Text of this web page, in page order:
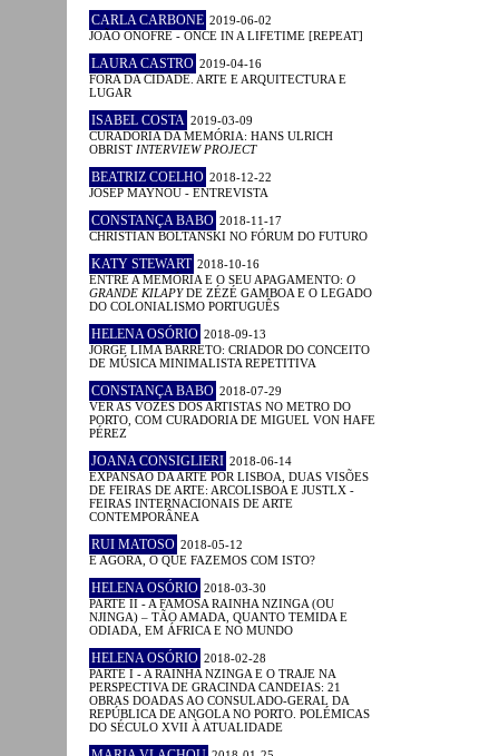
CARLA CARBONE 2019-06-02
JOÃO ONOFRE - ONCE IN A LIFETIME [REPEAT]
LAURA CASTRO 2019-04-16
FORA DA CIDADE. ARTE E ARQUITECTURA E
LUGAR
ISABEL COSTA 2019-03-09
CURADORIA DA MEMÓRIA: HANS ULRICH
OBRIST INTERVIEW PROJECT
BEATRIZ COELHO 2018-12-22
JOSEP MAYNOU - ENTREVISTA
CONSTANÇA BABO 2018-11-17
CHRISTIAN BOLTANSKI NO FÓRUM DO FUTURO
KATY STEWART 2018-10-16
ENTRE A MEMÓRIA E O SEU APAGAMENTO: O
GRANDE KILAPYDE ZÉZÉ GAMBOA E O LEGADO
DO COLONIALISMO PORTUGUÊS
HELENA OSÓRIO 2018-09-13
JORGE LIMA BARRETO: CRIADOR DO CONCEITO
DE MÚSICA MINIMALISTA REPETITIVA
CONSTANÇA BABO 2018-07-29
VER AS VOZES DOS ARTISTAS NO METRO DO
PORTO, COM CURADORIA DE MIGUEL VON HAFE
PÉREZ
JOANA CONSIGLIERI 2018-06-14
EXPANSÃO DA ARTE POR LISBOA, DUAS VISÕES
DE FEIRAS DE ARTE: ARCOLISBOA E JUSTLX -
FEIRAS INTERNACIONAIS DE ARTE
CONTEMPORÂNEA
RUI MATOSO 2018-05-12
E AGORA, O QUE FAZEMOS COM ISTO?
HELENA OSÓRIO 2018-03-30
PARTE II - A FAMOSA RAINHA NZINGA (OU
NJINGA) – TÃO AMADA, QUANTO TEMIDA E
ODIADA, EM ÁFRICA E NO MUNDO
HELENA OSÓRIO 2018-02-28
PARTE I - A RAINHA NZINGA E O TRAJE NA
PERSPECTIVA DE GRACINDA CANDEIAS: 21
OBRAS DOADAS AO CONSULADO-GERAL DA
REPÚBLICA DE ANGOLA NO PORTO. POLÉMICAS
DO SÉCULO XVII À ATUALIDADE